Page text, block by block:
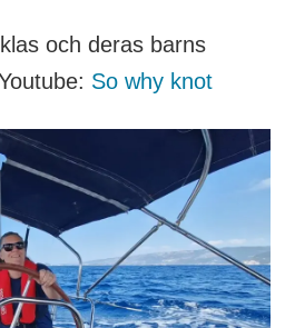
och deras barns
So why knot